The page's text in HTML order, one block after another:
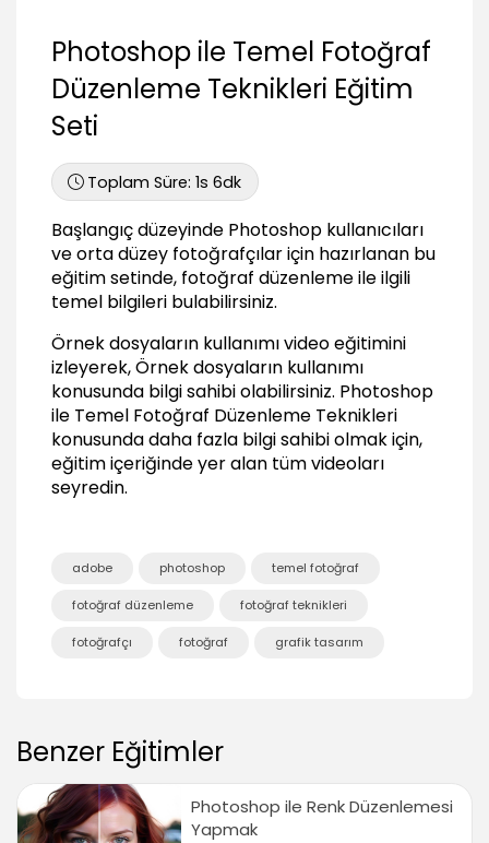
Karartma ve ağartma için Soft Light kullanmak
03:03
Soft Light ile aydınlık alanlara kontrast eklemek
01:37
Getirmek
02:20
Portre fotoğraflarını Siyah-Beyaz yapmak
03:15
03:01
Siyah-Beyaz fotoğraflara gren ve ton eklemek
02:02
Filtrelerden Yararlanmak
Fotoğraflara Lens Flare eklemek
02:33
01:09
Fotoğraflara Smart Filters uygulamak
04:09
Kirliliği Reduce Noise filtresi ile gidermek
03:08
Photoshop ile Temel Fotoğraf
Düzenleme Teknikleri Eğitim
Seti
Toplam Süre:1s 6dk
Başlangıç düzeyinde Photoshop kullanıcıları
ve orta düzey fotoğrafçılar için hazırlanan bu
eğitim setinde, fotoğraf düzenleme ile ilgili
temel bilgileri bulabilirsiniz.
Örnek dosyaların kullanımı video eğitimini
izleyerek, Örnek dosyaların kullanımı
konusunda bilgi sahibi olabilirsiniz. Photoshop
ile Temel Fotoğraf Düzenleme Teknikleri
konusunda daha fazla bilgi sahibi olmak için,
eğitim içeriğinde yer alan tüm videoları
seyredin.
adobe photoshop temel fotoğraf
fotoğraf düzenleme fotoğraf teknikleri
fotoğrafçı fotoğraf grafik tasarım
Benzer Eğitimler
Photoshop ile Renk Düzenlemesi
Yapmak